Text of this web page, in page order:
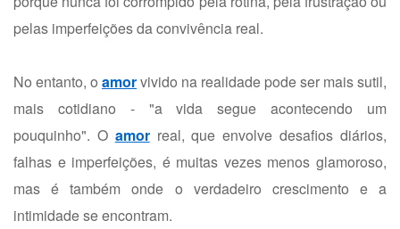
pelas imperfeições da convivência real.
No entanto, o amorvivido na realidade pode ser mais sutil,
mais cotidiano - "a vida segue acontecendo um
pouquinho". O amorreal, que envolve desafios diários,
falhas e imperfeições, é muitas vezes menos glamoroso,
mas é também onde o verdadeiro crescimento e a
intimidade se encontram.